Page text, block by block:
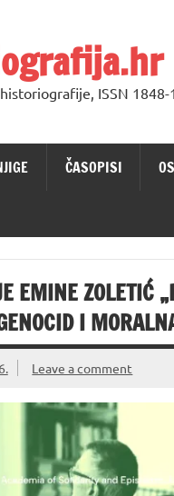
ISSN 1848-
ČASOPISI
EMINE ZOLETIĆ
I
Leave a comment